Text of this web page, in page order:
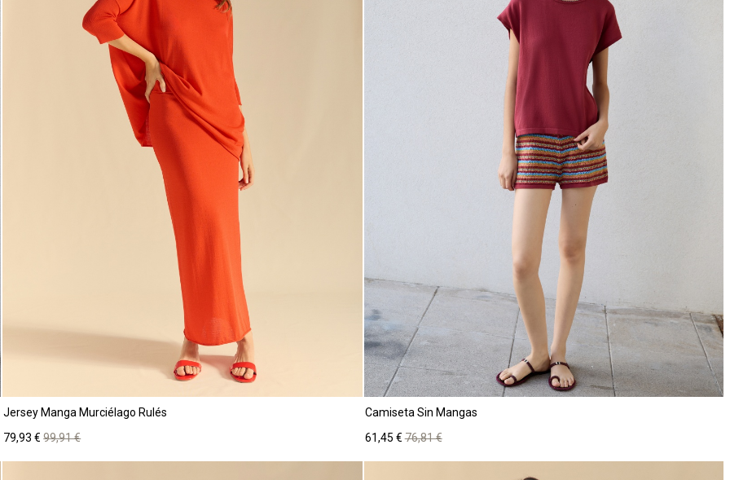
Jersey Manga Murciélago Rulés
Precio
79,93 € Precio
base
99,91 €
Camiseta Sin Mangas
Precio
61,45 €Precio
base
76,81 €